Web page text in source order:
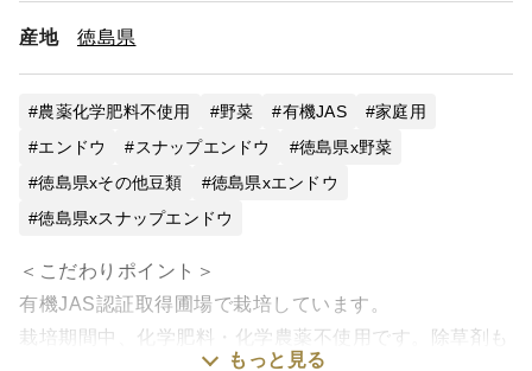
産地 徳島県
農薬化学肥料不使用 野菜 有機JAS
家庭用
エンドウ
スナップエンドウ
徳島県x野菜
徳島県xその他豆類
徳島県xエンドウ
徳島県xスナップエンドウ
＜こだわりポイント＞
有機JAS認証取得圃場で栽培しています。
栽培期間中、化学肥料・化学農薬不使用です。除草剤も
もっと見る